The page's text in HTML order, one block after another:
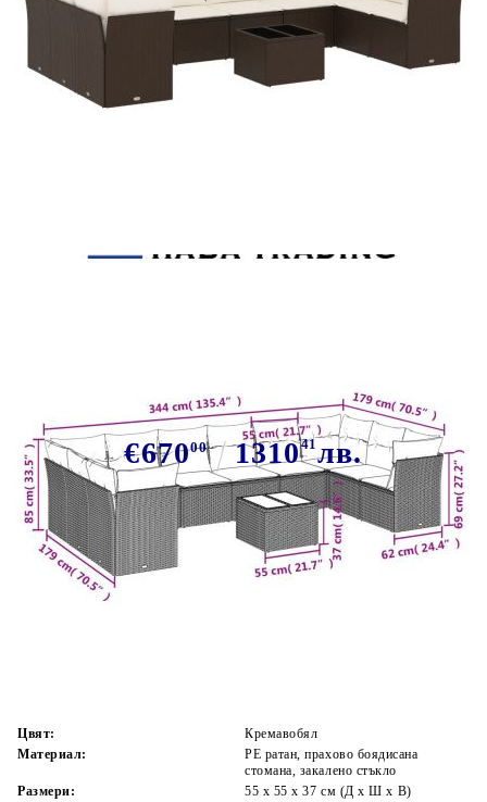
€67000 131041лв.
В наличност: 47 бр.
Време за доставка: 5 до 9 дни
Цвят:
Кремавобял
Материал:
PE ратан, прахово боядисана
стомана, закалено стъкло
Размери:
55 x 55 x 37 см (Д x Ш x В)